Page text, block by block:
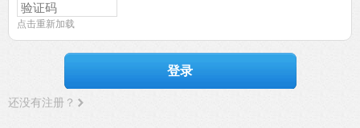
点击重新加载
登录
还没有注册？